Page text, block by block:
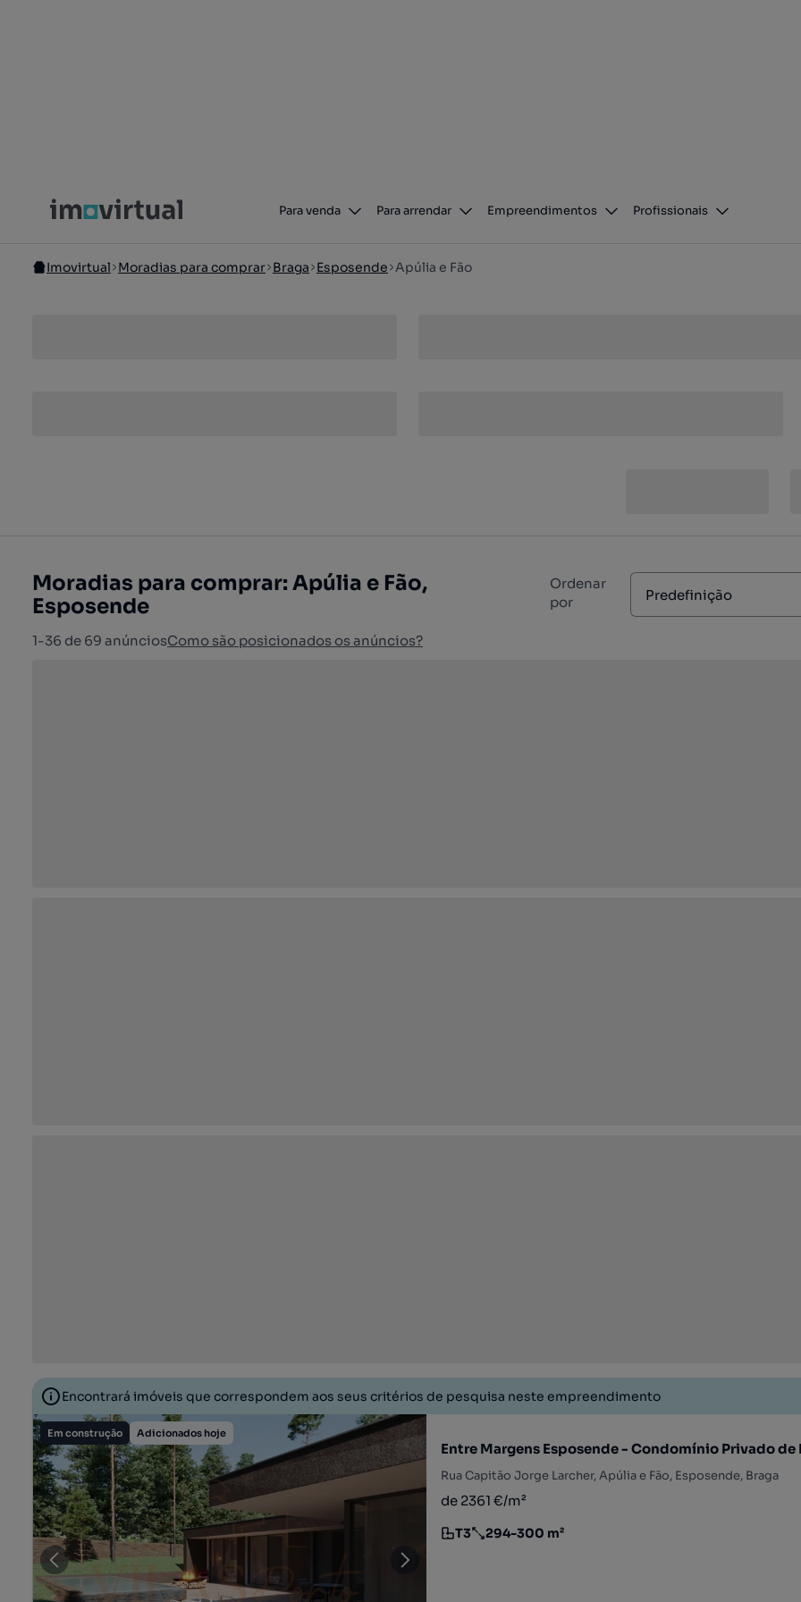
Para venda Para arrendar Empreendimentos Profissionais
Imovirtual Moradias para comprar Braga Esposende Apúlia e Fão
Moradias para comprar: Apúlia e Fão,
Esposende
1-36 de 69 anúnciosComo são posicionados os anúncios?
Ordenar
por
Predefinição
Encontrará imóveis que correspondem aos seus critérios de pesquisa neste empreendimento
Em construção Adicionados hoje
Entre Margens Esposende - Condomínio Privado de
Rua Capitão Jorge Larcher, Apúlia e Fão, Esposende, Braga
de 2361 €/m²
Tipologia
T3
Preço por metro quadrado
294-300 m²